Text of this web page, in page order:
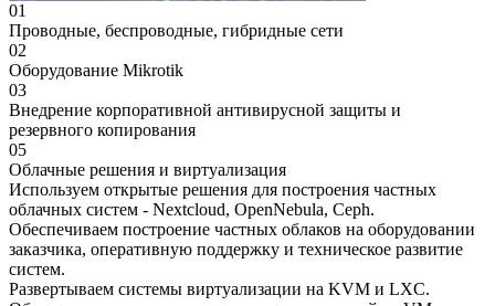
01
Проводные, беспроводные, гибридные сети
02
Оборудование Mikrotik
03
Внедрение корпоративной антивирусной защиты и
резервного копирования
05
Облачные решения и виртуализация
Используем открытые решения для построения частных
облачных систем - Nextcloud, OpenNebula, Ceph.
Обеспечиваем построение частных облаков на оборудовании
заказчика, оперативную поддержку и техническое развитие
систем.
Развертываем системы виртуализации на KVM и LXC.